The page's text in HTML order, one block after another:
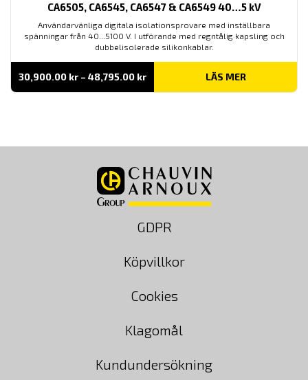
CA6505, CA6545, CA6547 & CA6549 40…5 kV
Användarvänliga digitala isolationsprovare med inställbara
spänningar från 40...5100 V. I utförande med regntålig kapsling och
dubbelisolerade silikonkablar.
30,900.00 kr – 48,795.00 krPrisintervall:
till
LÄS MER
GDPR
Köpvillkor
Cookies
Klagomål
Kundundersökning